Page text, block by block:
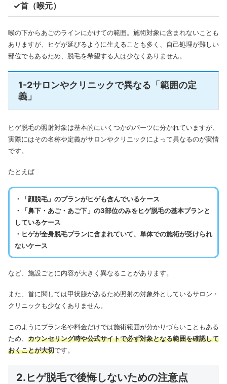
✓首（喉元）
喉の下からあごのラインにかけての範囲。施術対象に含まれないことも
ありますが、ヒゲが延びるように生えることも多く、自己処理が難しい
部位でもあるため、脱毛を希望する人は少なくありません。
1-2サロンやクリニックで異なる「範囲の定
義」
ヒゲ脱毛の照射対象は基本的にいくつかのパーツに分かれていますが、
実際にはその名称や定義がサロンやクリニックによって異なるのが実情
です。
たとえば
・「顔脱毛」のプランがヒゲも含んでいるケース
・「鼻下・あご・あご下」の3部位のみをヒゲ脱毛の基本プランと
しているケース
・ヒゲが全身脱毛プランに含まれていて、単体での施術が受けられ
ないケース
など、施設ごとに内容が大きく異なることがあります。
また、首に関しては甲状腺があるため照射の対象外としているサロン・
クリニックも少なくありません。
このようにプラン名や料金だけでは施術範囲が分かりづらいこともある
ため、 カウンセリング時や公式サイトで必ず対象となる範囲を確認して
おくことが大切です。
2.ヒゲ脱毛で後悔しないための注意点